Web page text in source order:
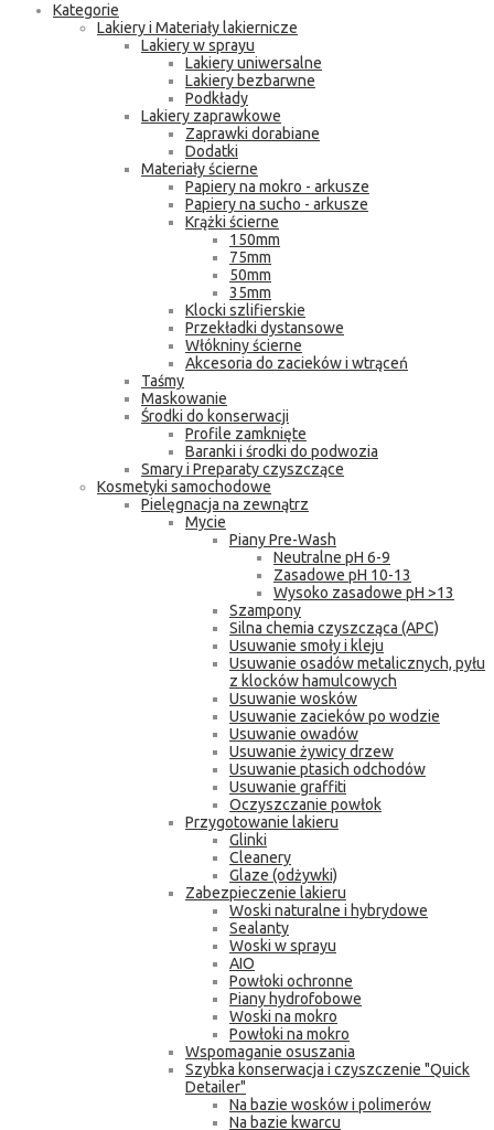
Kategorie
Lakiery i Materiały lakiernicze
Lakiery w sprayu
Lakiery uniwersalne
Lakiery bezbarwne
Podkłady
Lakiery zaprawkowe
Zaprawki dorabiane
Dodatki
Materiały ścierne
Papiery na mokro - arkusze
Papiery na sucho - arkusze
Krążki ścierne
150mm
75mm
50mm
35mm
Klocki szlifierskie
Przekładki dystansowe
Włókniny ścierne
Akcesoria do zacieków i wtrąceń
Taśmy
Maskowanie
Środki do konserwacji
Profile zamknięte
Baranki i środki do podwozia
Smary i Preparaty czyszczące
Kosmetyki samochodowe
Pielęgnacja na zewnątrz
Mycie
Piany Pre-Wash
Neutralne pH 6-9
Zasadowe pH 10-13
Wysoko zasadowe pH >13
Szampony
Silna chemia czyszcząca (APC)
Usuwanie smoły i kleju
Usuwanie osadów metalicznych, pyłu
z klocków hamulcowych
Usuwanie wosków
Usuwanie zacieków po wodzie
Usuwanie owadów
Usuwanie żywicy drzew
Usuwanie ptasich odchodów
Usuwanie graffiti
Oczyszczanie powłok
Przygotowanie lakieru
Glinki
Cleanery
Glaze (odżywki)
Zabezpieczenie lakieru
Woski naturalne i hybrydowe
Sealanty
Woski w sprayu
AIO
Powłoki ochronne
Piany hydrofobowe
Woski na mokro
Powłoki na mokro
Wspomaganie osuszania
Szybka konserwacja i czyszczenie "Quick
Detailer"
Na bazie wosków i polimerów
Na bazie kwarcu